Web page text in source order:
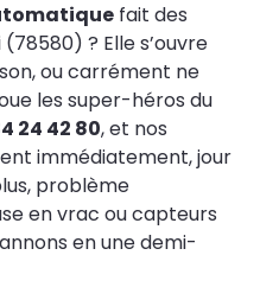
fait des
? Elle s’ouvre
ou carrément ne
les super-héros du
24 42 80, et nos
immédiatement, jour
problème
en vrac ou capteurs
en une demi-